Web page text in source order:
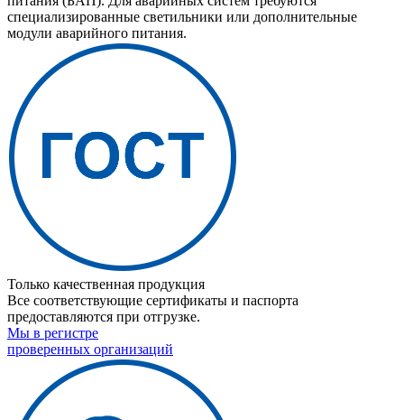
специализированные светильники или дополнительные
модули аварийного питания.
Только качественная продукция
Все соответствующие сертификаты и паспорта
предоставляются при отгрузке.
Мы в регистре
проверенных организаций